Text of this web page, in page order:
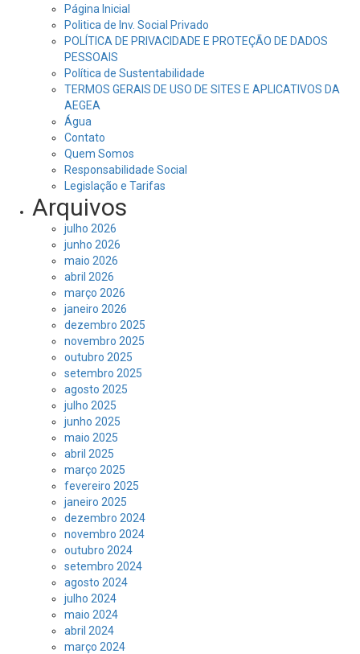
Página Inicial
Politica de Inv. Social Privado
POLÍTICA DE PRIVACIDADE E PROTEÇÃO DE DADOS
PESSOAIS
Política de Sustentabilidade
TERMOS GERAIS DE USO DE SITES E APLICATIVOS DA
AEGEA
Água
Contato
Quem Somos
Responsabilidade Social
Legislação e Tarifas
Arquivos
julho 2026
junho 2026
maio 2026
abril 2026
março 2026
janeiro 2026
dezembro 2025
novembro 2025
outubro 2025
setembro 2025
agosto 2025
julho 2025
junho 2025
maio 2025
abril 2025
março 2025
fevereiro 2025
janeiro 2025
dezembro 2024
novembro 2024
outubro 2024
setembro 2024
agosto 2024
julho 2024
maio 2024
abril 2024
março 2024